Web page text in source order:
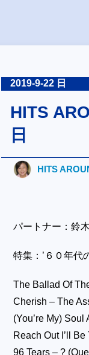
2019-9-22 日
HITS
日
HITS
パートナー：
特集：’６０年代
The Ballad Of
Cherish – The
(You’re My)
Reach Out I’ll
96 Tears – ?